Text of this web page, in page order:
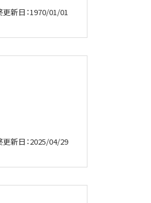
更新日：1970/01/01
更新日：2025/04/29